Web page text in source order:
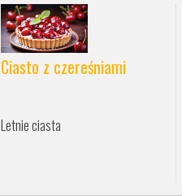
Ciasto z czereśniami
Letnie ciasta